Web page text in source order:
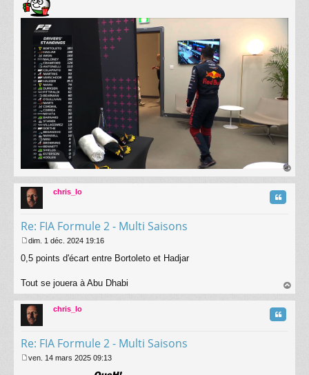
s
s
au
chris_lo
Re: FIA Formule 2 - Multi Saisons
Citation
e
g
e
dim. 1 déc. 2024 19:16
0,5 points d'écart entre Bortoleto et Hadjar
Tout se jouera à Abu Dhabi
au
chris_lo
Re: FIA Formule 2 - Multi Saisons
Citation
ven. 14 mars 2025 09:13